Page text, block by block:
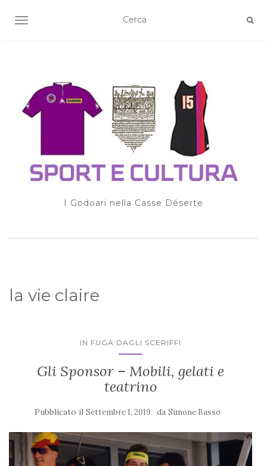
TOGGLE NAVIGATION
I Godoari nella Casse Déserte
la vie claire
IN FUGA DAGLI SCERIFFI
Gli Sponsor – Mobili, gelati e
teatrino
Pubblicato il Settembre 1, 2019 da Simone Basso